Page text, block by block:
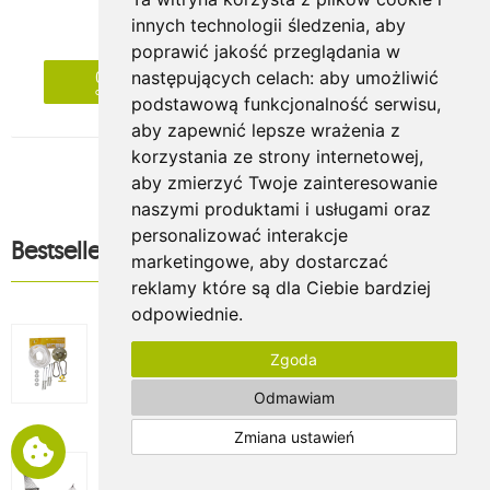
innych technologii śledzenia, aby
poprawić jakość przeglądania w
następujących celach: aby umożliwić
podstawową funkcjonalność serwisu,
aby zapewnić lepsze wrażenia z
korzystania ze strony internetowej,
aby zmierzyć Twoje zainteresowanie
naszymi produktami i usługami oraz
personalizować interakcje
marketingowe, aby dostarczać
reklamy które są dla Ciebie bardziej
odpowiednie.
Zgoda
Odmawiam
Zmiana ustawień
( 11 Opinie )
01
dni
12
godzin
15 26
Bestsellery
Zestaw montażowy do foteli hamakowych,
koala/fix/ch1
cena regularna: 117.00zł
Najniższa cena z 30 dni przed obniżką:70.20 zł
Hamak z drążkiem, HS